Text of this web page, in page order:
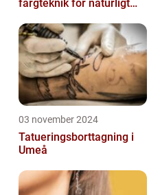
färgteknik för naturligt
03 november 2024
Tatueringsborttagning i
Umeå